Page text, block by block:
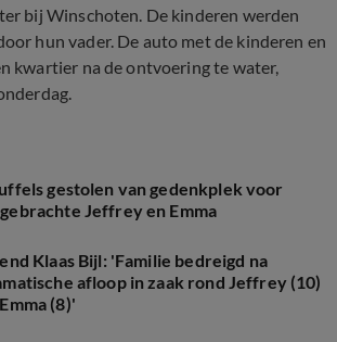
bij Winschoten. De kinderen werden
hun vader. De auto met de kinderen en
kwartier na de ontvoering te water,
gestolen van gedenkplek voor
Jeffrey en Emma
Klaas Bijl: 'Familie bedreigd na
afloop in zaak rond Jeffrey (10)
(8)'